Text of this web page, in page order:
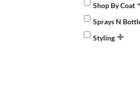
Shop By Coat
Sprays N
Styling